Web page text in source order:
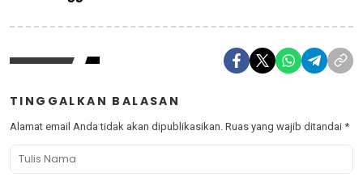
TINGGALKAN BALASAN
Alamat email Anda tidak akan dipublikasikan. Ruas yang wajib ditandai *